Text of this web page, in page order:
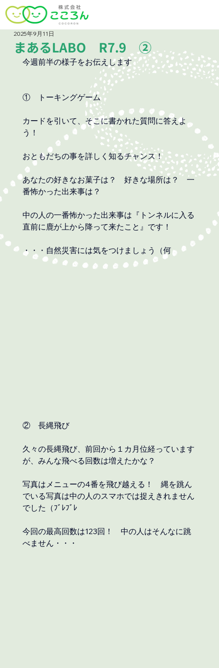
まあるLABO R7.9 ②
2025年9月11日
今週前半の様子をお伝えします
①　トーキングゲーム
カードを引いて、そこに書かれた質問に答えよ
う！
おともだちの事を詳しく知るチャンス！
あなたの好きなお菓子は？　好きな場所は？　一
番怖かった出来事は？
中の人の一番怖かった出来事は『トンネルに入る
直前に鹿が上から降って来たこと』です！
・・・自然災害には気をつけましょう（何
②　長縄飛び
久々の長縄飛び、前回から１カ月位経っています
が、みんな飛べる回数は増えたかな？
写真はメニューの4番を飛び越える！　縄を跳ん
でいる写真は中の人のスマホでは捉えきれません
でした（ﾌﾞﾚﾌﾞﾚ
今回の最高回数は123回！　中の人はそんなに跳
べません・・・